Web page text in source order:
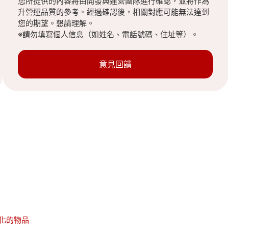
升營運品質的參考。經過確認後，相關對應可能無法達到
您的期望。懇請理解。
※請勿填寫個人信息（如姓名、電話號碼、住址等）。
意見回饋
的物品